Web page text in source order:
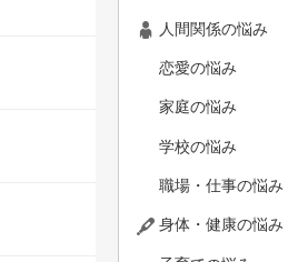
人間関係の悩み
恋愛の悩み
家庭の悩み
学校の悩み
職場・仕事の悩み
身体・健康の悩み